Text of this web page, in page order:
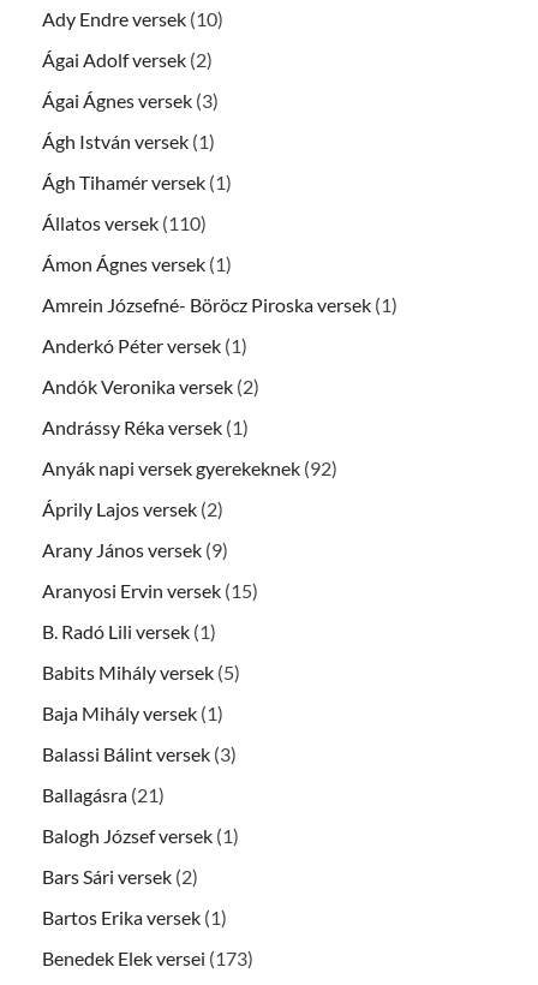
Ady Endre versek (10)
Ágai Adolf versek (2)
Ágai Ágnes versek (3)
Ágh István versek (1)
Ágh Tihamér versek (1)
Állatos versek (110)
Ámon Ágnes versek (1)
Amrein Józsefné- Böröcz Piroska versek (1)
Anderkó Péter versek (1)
Andók Veronika versek (2)
Andrássy Réka versek (1)
Anyák napi versek gyerekeknek (92)
Áprily Lajos versek (2)
Arany János versek (9)
Aranyosi Ervin versek (15)
B. Radó Lili versek (1)
Babits Mihály versek (5)
Baja Mihály versek (1)
Balassi Bálint versek (3)
Ballagásra (21)
Balogh József versek (1)
Bars Sári versek (2)
Bartos Erika versek (1)
Benedek Elek versei (173)